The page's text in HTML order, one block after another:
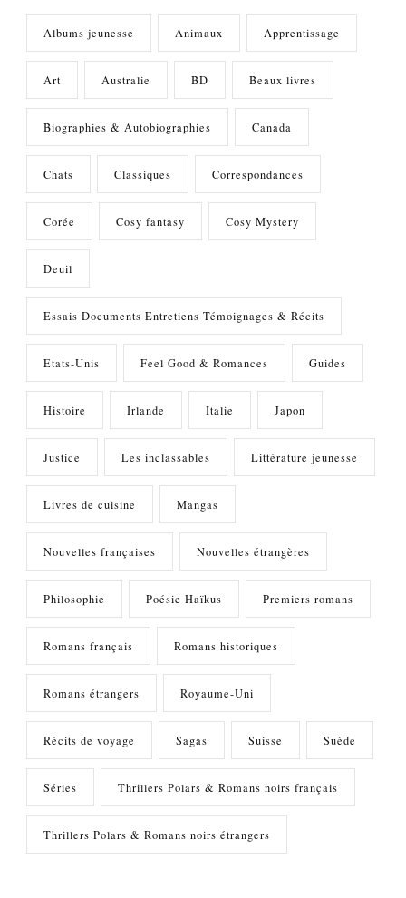
Albums jeunesse Animaux Apprentissage
Art Australie BD Beaux livres
Biographies & Autobiographies Canada
Chats Classiques Correspondances
Corée Cosy fantasy Cosy Mystery
Deuil
Essais Documents Entretiens Témoignages & Récits
Etats-Unis Feel Good & Romances Guides
Histoire Irlande Italie Japon
Justice Les inclassables Littérature jeunesse
Livres de cuisine Mangas
Nouvelles françaises Nouvelles étrangères
Philosophie Poésie Haïkus Premiers romans
Romans français Romans historiques
Romans étrangers Royaume-Uni
Récits de voyage Sagas Suisse Suède
Séries Thrillers Polars & Romans noirs français
Thrillers Polars & Romans noirs étrangers